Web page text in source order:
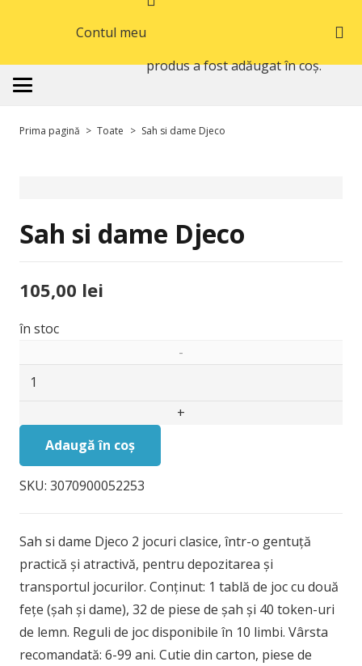
Contul meu
produsa fost adăugat în coș.
Prima pagină > Toate > Sah si dame Djeco
Sah si dame Djeco
105,00 lei
în stoc
Cantitate
dame
Djeco
Adaugă în coș
SKU: 3070900052253
Sah si dame Djeco 2 jocuri clasice, într-o gentuță
practică și atractivă, pentru depozitarea și
transportul jocurilor. Conținut: 1 tablă de joc cu două
fețe (șah și dame), 32 de piese de șah și 40 token-uri
de lemn. Reguli de joc disponibile în 10 limbi. Vârsta
recomandată: 6-99 ani. Cutie din carton, piese de